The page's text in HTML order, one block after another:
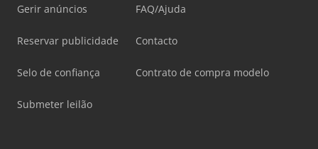
Gerir anúncios
Reservar publicidade
Selo de confiança
Submeter leilão
FAQ/Ajuda
Contacto
Contrato de compra modelo